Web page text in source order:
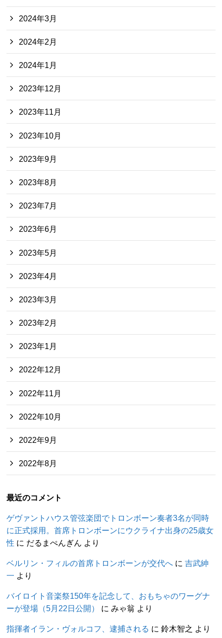
2024年3月
2024年2月
2024年1月
2023年12月
2023年11月
2023年10月
2023年9月
2023年8月
2023年7月
2023年6月
2023年5月
2023年4月
2023年3月
2023年2月
2023年1月
2022年12月
2022年11月
2022年10月
2022年9月
2022年8月
最近のコメント
ゲヴァントハウス管弦楽団でトロンボーン奏者3名が同時
に正式採用。首席トロンボーンにウクライナ出身の25歳女
性 に だるまぺんぎん より
ベルリン・フィルの首席トロンボーンが交代へ に吉武紳
一 より
バイロイト音楽祭150年を記念して、おもちゃのワーグナ
ーが登場（5月22日公開）
にみゃ翁 より
指揮者イラン・ヴォルコフ、逮捕される に鈴木智之 より